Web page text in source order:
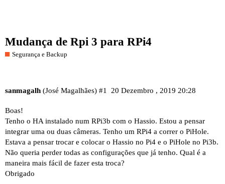
Mudança de Rpi 3 para RPi4
Segurança e Backup
sanmagalh (José Magalhães) 20 Dezembro , 2019 20:28
#1
Boas!
Tenho o HA instalado num RPi3b com o Hassio. Estou a pensar
integrar uma ou duas câmeras. Tenho um RPi4 a correr o PiHole.
Estava a pensar trocar e colocar o Hassio no Pi4 e o PiHole no Pi3b.
Não queria perder todas as configurações que já tenho. Qual é a
maneira mais fácil de fazer esta troca?
Obrigado